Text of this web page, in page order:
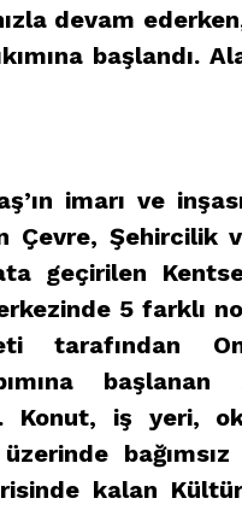
devam
başlandı.
imarı ve
Çevre, Şehircilik
geçirilen
5 farklı
tarafından
başlanan
Konut, iş yeri,
kalan Kültür